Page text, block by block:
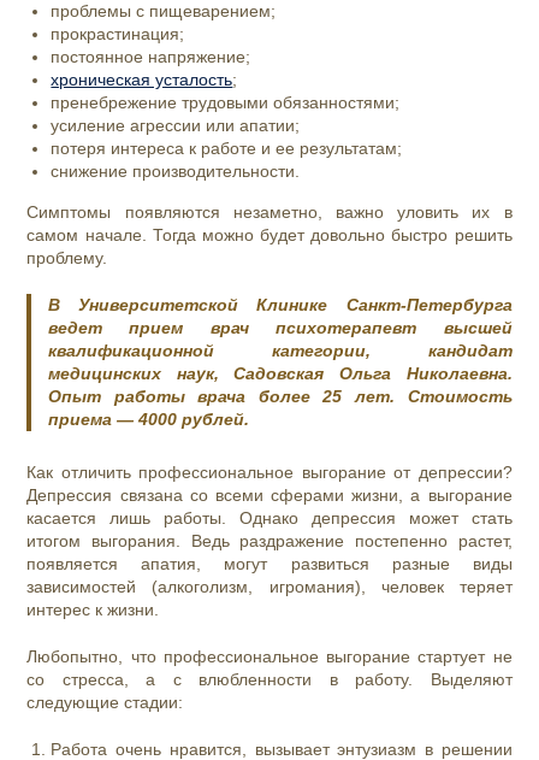
проблемы с пищеварением;
прокрастинация;
постоянное напряжение;
хроническая усталость;
пренебрежение трудовыми обязанностями;
усиление агрессии или апатии;
потеря интереса к работе и ее результатам;
снижение производительности.
Симптомы появляются незаметно, важно уловить их в
самом начале. Тогда можно будет довольно быстро решить
проблему.
В Университетской Клинике Санкт-Петербурга
ведет прием врач психотерапевт высшей
квалификационной категории, кандидат
медицинских наук, Садовская Ольга Николаевна.
Опыт работы врача более 25 лет. Стоимость
приема — 4000 рублей.
Как отличить профессиональное выгорание от депрессии?
Депрессия связана со всеми сферами жизни, а выгорание
касается лишь работы. Однако депрессия может стать
итогом выгорания. Ведь раздражение постепенно растет,
появляется апатия, могут развиться разные виды
зависимостей (алкоголизм, игромания), человек теряет
интерес к жизни.
Любопытно, что профессиональное выгорание стартует не
со стресса, а с влюбленности в работу. Выделяют
следующие стадии:
Работа очень нравится, вызывает энтузиазм в решении